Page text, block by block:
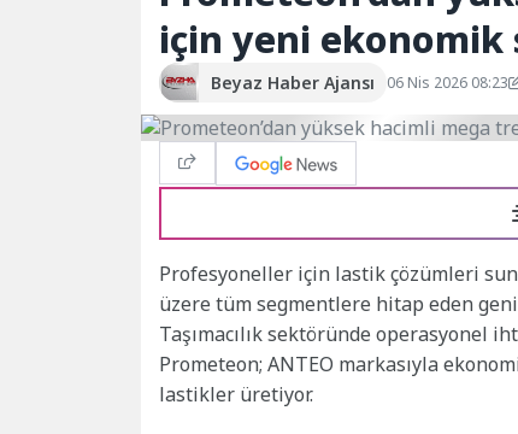
için yeni ekonomik
Beyaz Haber Ajansı 06 Nis 2026 08:23
Profesyoneller için lastik çözümleri
üzere tüm segmentlere hitap eden
Taşımacılık sektöründe operasyonel
Prometeon; ANTEO markasıyla
lastikler üretiyor.